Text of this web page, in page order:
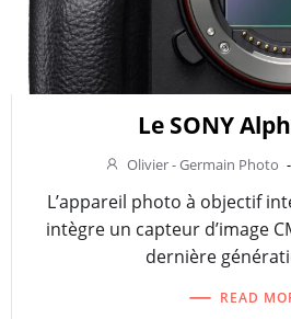
Le SONY
Olivier - Germain Photo -
L’appareil photo à objectif
intègre un capteur d’image
dernière
READ